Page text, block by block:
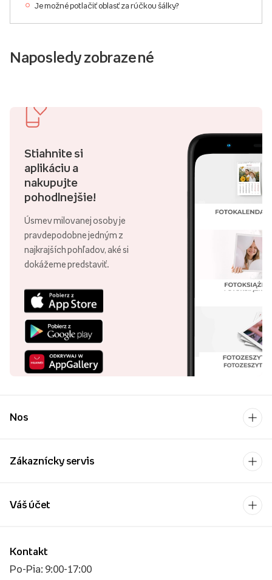
Je možné potlačiť oblasť za rúčkou šálky?
Naposledy zobrazené
Stiahnite si
aplikáciu a
nakupujte
pohodlnejšie!
Úsmev milovanej osoby je
pravdepodobne jedným z
najkrajších pohľadov, aké si
dokážeme predstaviť.
Nos
Zákaznícky servis
Kontakt
Po-Pia: 9:00-17:00
Váš účet